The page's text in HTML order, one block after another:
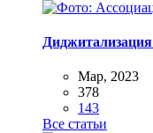
Мар, 2023
378
143
Все статьи